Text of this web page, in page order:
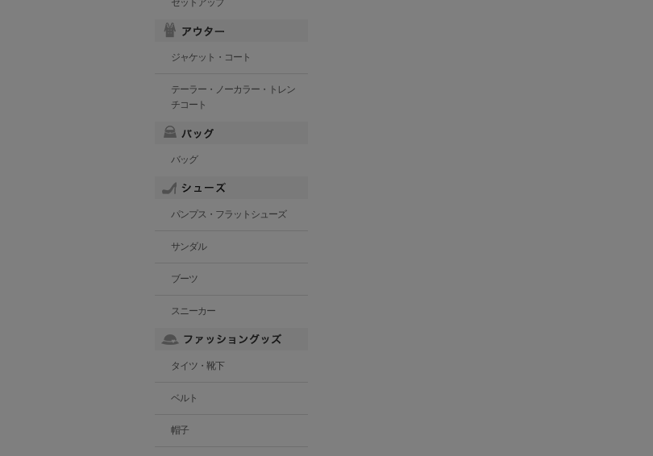
セットアップ
ジャケット・コート
テーラー・ノーカラー・トレン
チコート
バッグ
パンプス・フラットシューズ
サンダル
ブーツ
スニーカー
タイツ・靴下
ベルト
帽子